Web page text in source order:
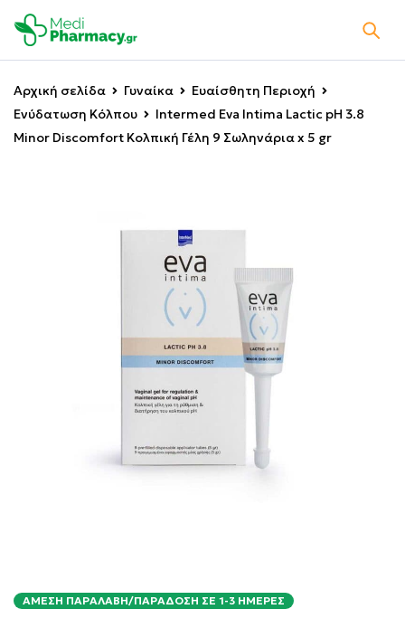
Αρχική σελίδα Γυναίκα
Ευαίσθητη Περιοχή
Ενύδατωση Κόλπου
Intermed Eva Intima Lactic pH 3.8
Minor Discomfort Κολπική Γέλη 9 Σωληνάρια x 5 gr
ΆΜΕΣΗ ΠΑΡΑΛΑΒΉ/ΠΑΡΆΔΟΣΗ ΣΕ 1-3 ΗΜΈΡΕΣ